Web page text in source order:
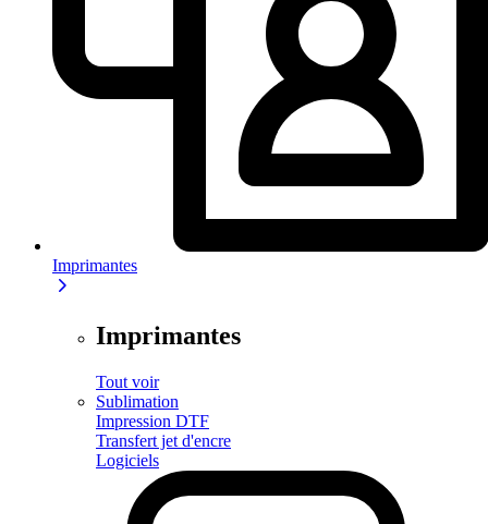
Imprimantes
Imprimantes
Tout voir
Sublimation
Impression DTF
Transfert jet d'encre
Logiciels